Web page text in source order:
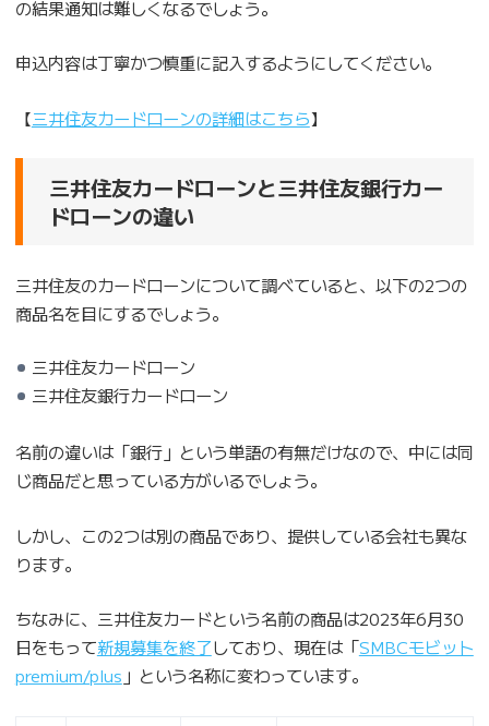
の結果通知は難しくなるでしょう。
申込内容は丁寧かつ慎重に記入するようにしてください。
【三井住友カードローンの詳細はこちら】
三井住友カードローンと三井住友銀行カー
ドローンの違い
三井住友のカードローンについて調べていると、以下の2つの
商品名を目にするでしょう。
三井住友カードローン
三井住友銀行カードローン
名前の違いは「銀行」という単語の有無だけなので、中には同
じ商品だと思っている方がいるでしょう。
しかし、この2つは別の商品であり、提供している会社も異な
ります。
ちなみに、三井住友カードという名前の商品は2023年6月30
日をもって新規募集を終了しており、現在は「SMBCモビット
premium/plus 」という名称に変わっています。